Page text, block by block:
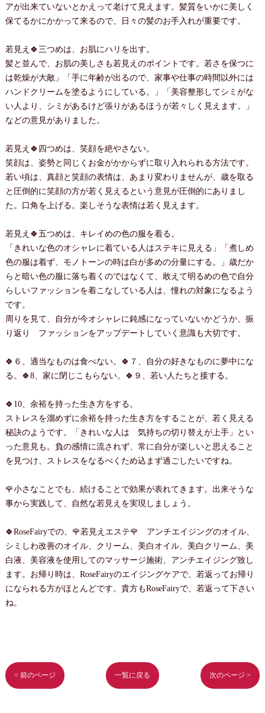
アが出来ていないとかえって老けて見えます。髪質をいかに美しく
保てるかにかかって来るので、日々の髪のお手入れが重要です。
若見え🍀三つめは、お肌にハリを出す。
髪と並んで、お肌の美しさも若見えのポイントです。若さを保つに
は乾燥が大敵」「手に年齢が出るので、家事や仕事の時間以外には
ハンドクリームを塗るようにしている。」「美容整形してシミがな
い人より、シミがあるけど張りがあるほうが若々しく見えます。」
などの意見がありました。
若見え🍀四つめは、笑顔を絶やさない。
笑顔は、姿勢と同じくお金がかからずに取り入れられる方法です。
若い頃は、真顔と笑顔の表情は、あまり変わりませんが、歳を取る
と圧倒的に笑顔の方が若く見えるという意見が圧倒的にありまし
た。口角を上げる。楽しそうな表情は若く見えます。
若見え🍀五つめは、キレイめの色の服を着る。
「きれいな色のオシャレに着ている人はステキに見える」「煮しめ
色の服は着ず、モノトーンの時は白が多めの分量にする。」歳だか
らと暗い色の服に落ち着くのではなくて、敢えて明るめの色で自分
らしいファッションを着こなしている人は、憧れの対象になるよう
です。
周りを見て、自分が今オシャレに鈍感になっていないかどうか、振
り返り ファッションをアップデートしていく意識も大切です。
🍀６、適当なものは食べない。🍀７、自分の好きなものに夢中にな
る。🍀8、家に閉じこもらない。🍀９、若い人たちと接する。
🍀10、余裕を持った生き方をする。
ストレスを溜めずに余裕を持った生き方をすることが、若く見える
秘訣のようです。「きれいな人は 気持ちの切り替えが上手」とい
った意見も。負の感情に流されず、常に自分が楽しいと思えること
を見つけ、ストレスをなるべくため込まず過ごしたいですね。
🌹小さなことでも、続けることで効果が表れてきます。出来そうな
事から実践して、自然な若見えを実現しましょう。
🍀RoseFairyでの、🌹若見えエステ🌹 アンチエイジングのオイル、
シミしわ改善のオイル、クリーム、美白オイル、美白クリーム、美
白液、美容液を使用してのマッサージ施術、アンチエイジング致し
ます。お帰り時は、RoseFairyのエイジングケアで、若返ってお帰り
になられる方がほとんどです。貴方もRoseFairyで、若返って下さい
ね。
< 前のページ 一覧に戻る 次のページ >